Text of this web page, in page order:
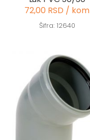
72,00 RSD / kom
Šifra: 12640